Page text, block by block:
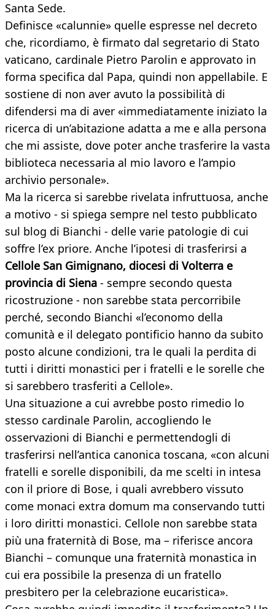
Santa Sede.
Definisce «calunnie» quelle espresse nel decreto
che, ricordiamo, è firmato dal segretario di Stato
vaticano, cardinale Pietro Parolin e approvato in
forma specifica dal Papa, quindi non appellabile. E
sostiene di non aver avuto la possibilità di
difendersi ma di aver «immediatamente iniziato la
ricerca di un’abitazione adatta a me e alla persona
che mi assiste, dove poter anche trasferire la vasta
biblioteca necessaria al mio lavoro e l’ampio
archivio personale».
Ma la ricerca si sarebbe rivelata infruttuosa, anche
a motivo - si spiega sempre nel testo pubblicato
sul blog di Bianchi - delle varie patologie di cui
soffre l’ex priore. Anche l’ipotesi di trasferirsi a
Cellole San Gimignano, diocesi di Volterra e
provincia di Siena - sempre secondo questa
ricostruzione - non sarebbe stata percorribile
perché, secondo Bianchi «l’economo della
comunità e il delegato pontificio hanno da subito
posto alcune condizioni, tra le quali la perdita di
tutti i diritti monastici per i fratelli e le sorelle che
si sarebbero trasferiti a Cellole».
Una situazione a cui avrebbe posto rimedio lo
stesso cardinale Parolin, accogliendo le
osservazioni di Bianchi e permettendogli di
trasferirsi nell’antica canonica toscana, «con alcuni
fratelli e sorelle disponibili, da me scelti in intesa
con il priore di Bose, i quali avrebbero vissuto
come monaci extra domum ma conservando tutti
i loro diritti monastici. Cellole non sarebbe stata
più una fraternità di Bose, ma – riferisce ancora
Bianchi – comunque una fraternità monastica in
cui era possibile la presenza di un fratello
presbitero per la celebrazione eucaristica».